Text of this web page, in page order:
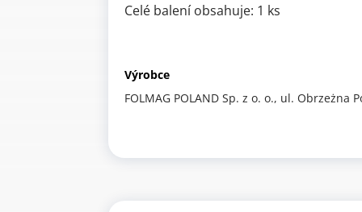
Celé balení obsahuje: 1 ks
Výrobce
FOLMAG POLAND Sp. z o. o., ul. Obrzeżna